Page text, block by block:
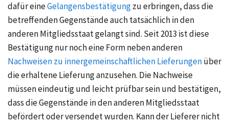
dafür eineGelangensbestätigungzu erbringen, dass die
betreffenden Gegenstände auch tatsächlich in den
anderen Mitgliedsstaat gelangt sind. Seit 2013 ist diese
Bestätigung nur noch eine Form neben anderen
Nachweisen zu innergemeinschaftlichen Lieferungenüber
die erhaltene Lieferung anzusehen. Die Nachweise
müssen eindeutig und leicht prüfbar sein und bestätigen,
dass die Gegenstände in den anderen Mitgliedsstaat
befördert oder versendet wurden. Kann der Lieferer nicht